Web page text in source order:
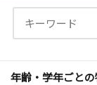
年齢・学年ごと